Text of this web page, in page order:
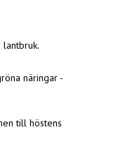
näringar -
till höstens